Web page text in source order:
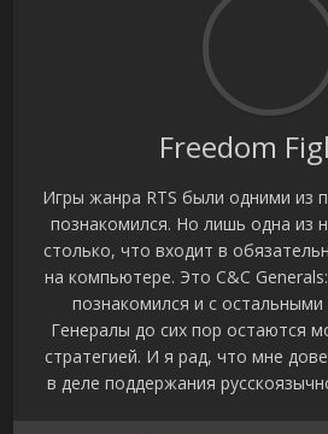
Freedom
Игры жанра RTS были одними из
познакомился. Но лишь одна из
столько, что входит в
на компьютере. Это C&C
познакомился и с
Генералы до сих пор остаются
стратегией. И я рад, что мне
в деле поддержания